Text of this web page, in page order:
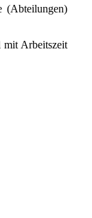
(Abteilungen)
mit Arbeitszeit